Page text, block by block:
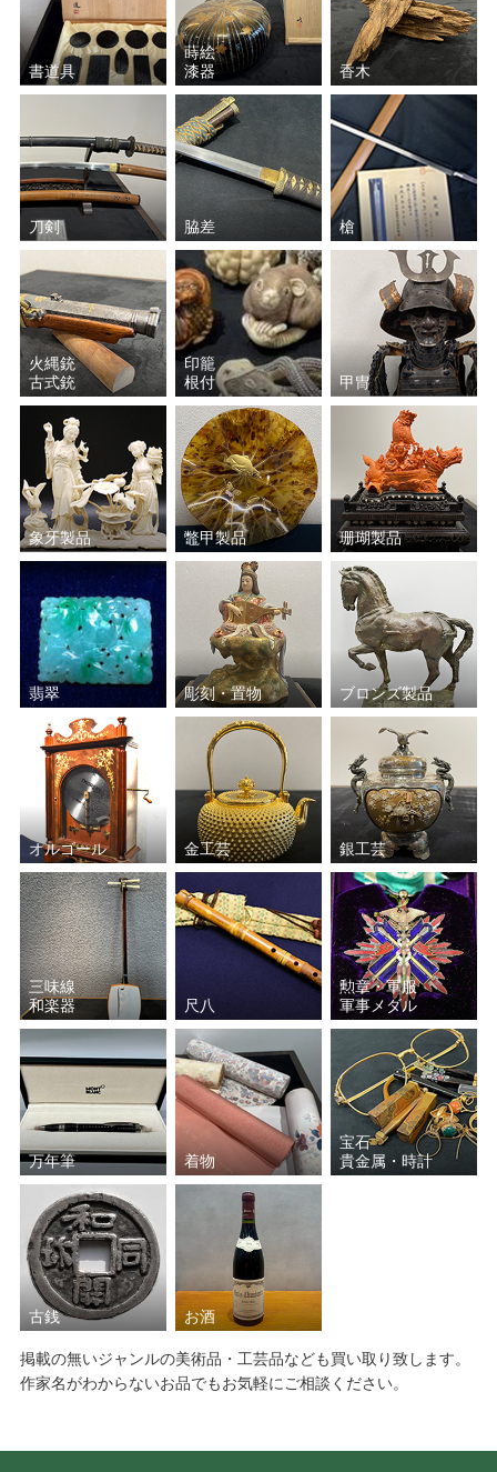
書道具
蒔絵
漆器
香木
刀剣 脇差 槍
火縄銃
古式銃
印籠
根付
甲冑
象牙製品 鼈甲製品 珊瑚製品
翡翠 彫刻・置物 ブロンズ製品
オルゴール 金工芸 銀工芸
三味線
和楽器
尺八
勲章・軍服
軍事メダル
万年筆 着物
宝石
貴金属・時計
古銭 お酒
掲載の無いジャンルの美術品・工芸品なども買い取り致します。
作家名がわからないお品でもお気軽にご相談ください。